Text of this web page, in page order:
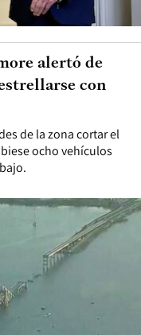
de la zona cortar el
ocho vehículos
alertó de
con